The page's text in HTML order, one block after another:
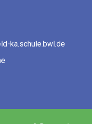
ka.schule.bwl.de